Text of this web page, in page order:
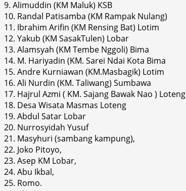
9. Alimuddin (KM Maluk) KSB
10. Randal Patisamba (KM Rampak Nulang)
11. Ibrahim Arifin (KM Rensing Bat) Lotim
12. Yakub (KM SasakTulen) Lobar
13. Alamsyah (KM Tembe Nggoli) Bima
14. M. Hariyadin (KM. Sarei Ndai Kota Bima
15. Andre Kurniawan (KM.Masbagik) Lotim
16. Ali Nurdin (KM. Taliwang) Sumbawa
17. Hajrul Azmi ( KM. Sajang Bawak Nao ) Loteng
18. Desa Wisata Masmas Loteng
19. Abdul Satar Lobar
20. Nurrosyidah Yusuf
21. Masyhuri (sambang kampung),
22. Joko Pitoyo,
23. Asep KM Lobar,
24. Abu Ikbal,
25. Romo.